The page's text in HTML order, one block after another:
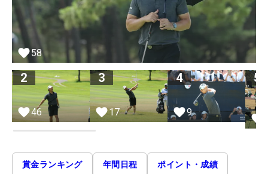
58
2
46
3
17
4
9
5
賞金ランキング 年間日程 ポイント・成績